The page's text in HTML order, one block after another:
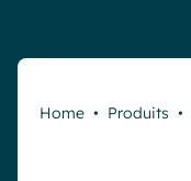
Home • Produits •